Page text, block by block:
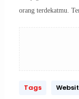
orang terdekatmu.
Tags